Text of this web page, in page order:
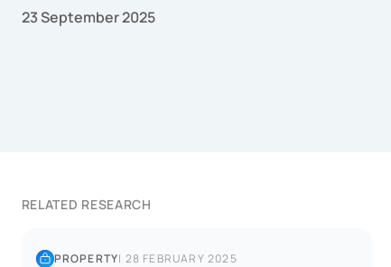
23 September 2025
RELATED RESEARCH
PROPERTY| 28 FEBRUARY 2025